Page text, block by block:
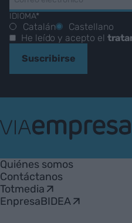
IDIOMA*
Catalán
Castellano
He leído y acepto el
Suscribirse
Empresa
Quiénes somos
Contáctanos
Totmedia
EnpresaBIDEA